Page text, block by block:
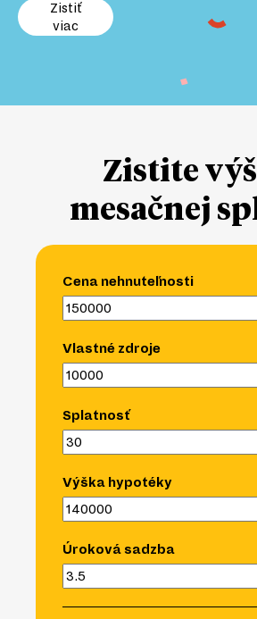
Zistiť
viac
Zistite
mesačnej
Cena nehnuteľnosti
Vlastné zdroje
Splatnosť
Výška hypotéky
Úroková sadzba